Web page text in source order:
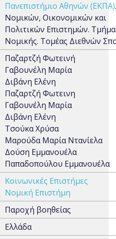
Πανεπιστήμιο Αθηνών (ΕΚΠΑ)
Νομικών, Οικονομικών και
Πολιτικών Επιστημών. Τμήμα
Νομικής. Τομέας Διεθνών
Παζαρτζή Φωτεινή
Γαβουνέλη Μαρία
Διβάνη Ελένη
Παζαρτζή Φωτεινη
Γαβουνέλη Μαρία
Διβάνη Ελένη
Τσούκα Χρύσα
Μαρούδα Μαρία Ντανίελα
Δούση Εμμανουέλα
Παπαδοπούλου Εμμανουέλα
Κοινωνικές Επιστήμες
Νομική Επιστήμη
Παροχή βοηθείας
Ελλάδα